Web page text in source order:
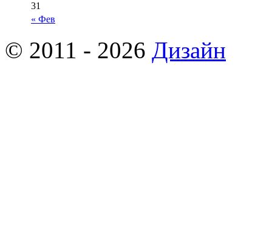
« Фев
31
© 2011 - 2026 Дизайн